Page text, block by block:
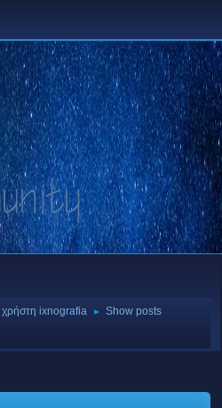
χρήστη ixnografia ► Show posts